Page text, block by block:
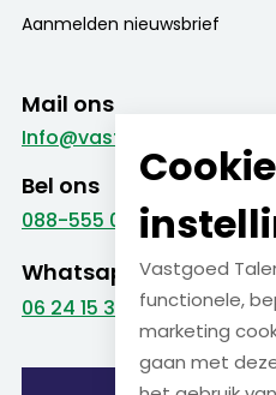
Aanmelden nieuwsbrief
Mail ons
Info@vastgoed-talent.nl
Bel ons
088-555 09 99
Whatsapp
06 24 15 38 22
Vastgoed
functionele,
marketing
gaan met